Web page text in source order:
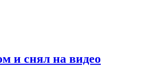
и снял на видео